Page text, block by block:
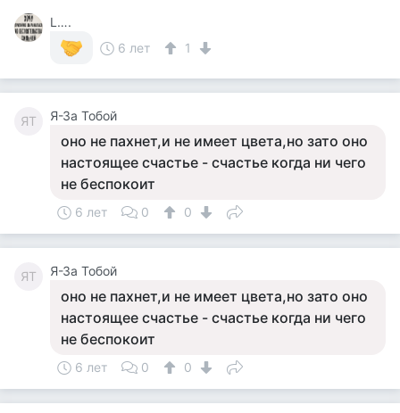
L….
6 лет
1
ЯТ Я-За Тобой
оно не пахнет,и не имеет цвета,но зато оно
настоящее счастье - счастье когда ни чего
не беспокоит
6 лет 0 0
ЯТ Я-За Тобой
оно не пахнет,и не имеет цвета,но зато оно
настоящее счастье - счастье когда ни чего
не беспокоит
6 лет 0 0